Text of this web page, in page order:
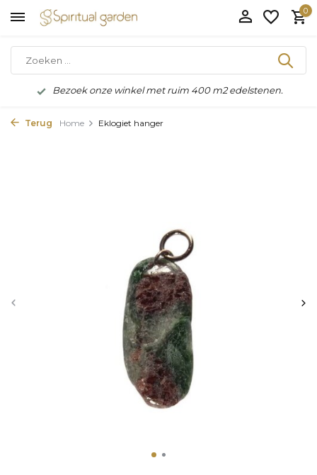
0
Bezoek onze winkel met ruim 400 m2 edelstenen.
Terug Home Eklogiet hanger